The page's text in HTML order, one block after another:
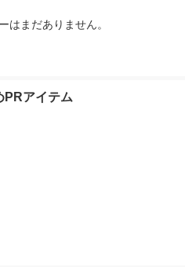
はまだありません。
PRアイテム